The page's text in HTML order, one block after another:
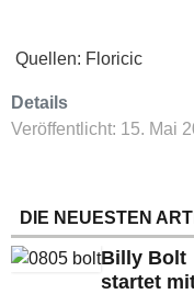
Quellen: Floricic
Details
Veröffentlicht: 15. Mai
DIE NEUESTEN
Billy Bolt
startet